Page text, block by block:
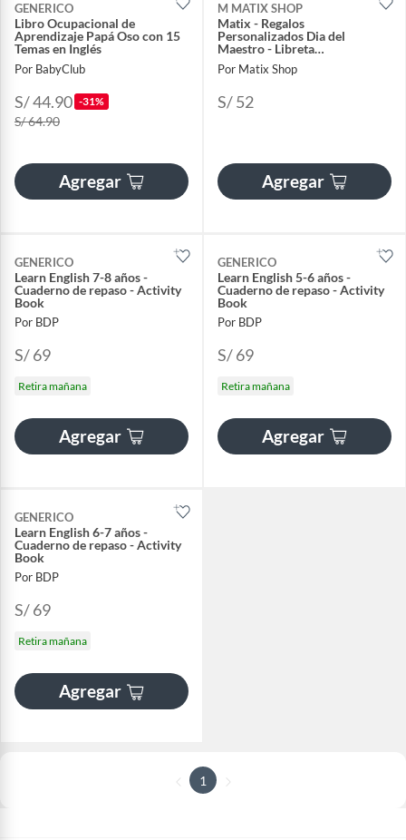
GENERICO
Libro Ocupacional de
Aprendizaje Papá Oso con 15
Temas en Inglés
Por BabyClub
S/ 44.90 -31%
S/ 64.90
Agregar
M MATIX SHOP
Matix - Regalos
Personalizados Dia del
Maestro - Libreta
Personalizada - Maestra de
Ingles
Por Matix Shop
S/ 52
Agregar
GENERICO
Learn English 7-8 años -
Cuaderno de repaso - Activity
Book
Por BDP
S/ 69
Retira mañana
Agregar
GENERICO
Learn English 5-6 años -
Cuaderno de repaso - Activity
Book
Por BDP
S/ 69
Retira mañana
Agregar
GENERICO
Learn English 6-7 años -
Cuaderno de repaso - Activity
Book
Por BDP
S/ 69
Retira mañana
Agregar
1